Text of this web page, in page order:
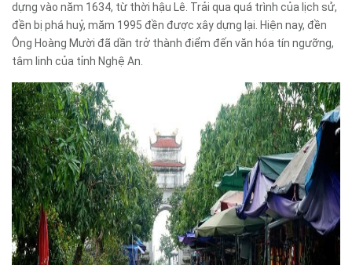
dựng vào năm 1634, từ thời hậu Lê. Trải qua quá trình của lịch sử,
đền bị phá huỷ, măm 1995 đền được xây dựng lại. Hiện nay, đền
Ông Hoàng Mười đã dần trở thành điểm đến văn hóa tín ngưỡng,
tâm linh của tỉnh Nghệ An.